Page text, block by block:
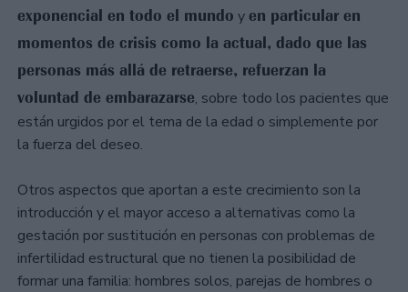
exponencial en todo el mundo yen particular en
momentos de crisis como la actual, dado que las
personas más allá de retraerse, refuerzan la
voluntad de embarazarse, sobre todo los pacientes que
están urgidos por el tema de la edad o simplemente por
la fuerza del deseo.
Otros aspectos que aportan a este crecimiento son la
introducción y el mayor acceso a alternativas como la
gestación por sustitución en personas con problemas de
infertilidad estructural que no tienen la posibilidad de
formar una familia: hombres solos, parejas de hombres o